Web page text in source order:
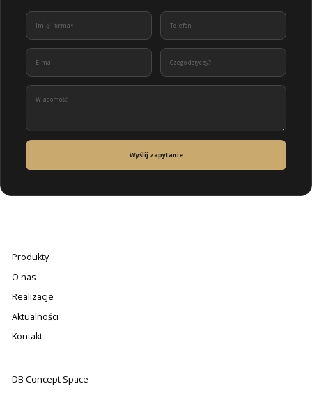
Wyślij zapytanie
Produkty
O nas
Realizacje
Aktualności
Kontakt
DB Concept Space